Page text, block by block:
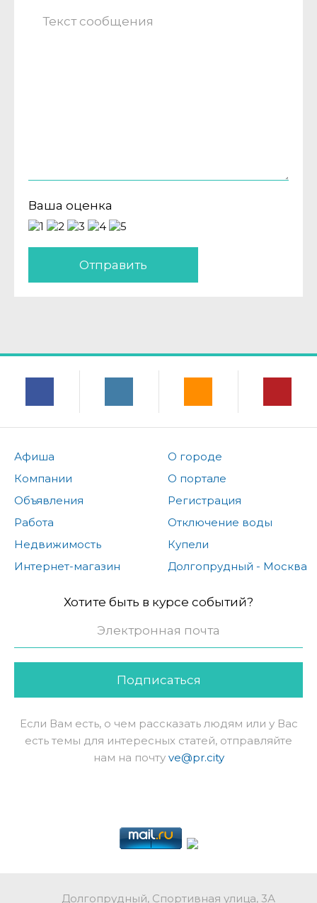
Ваша оценка
Отправить
Афиша
Компании
Объявления
Работа
Недвижимость
Интернет-магазин
О городе
О портале
Регистрация
Отключение воды
Купели
Долгопрудный - Москва
Хотите быть в курсе событий?
Подписаться
Если Вам есть, о чем рассказать людям или у Вас
есть темы для интересных статей, отправляйте
нам на почту ve@pr.city
Долгопрудный, Спортивная улица, 3А